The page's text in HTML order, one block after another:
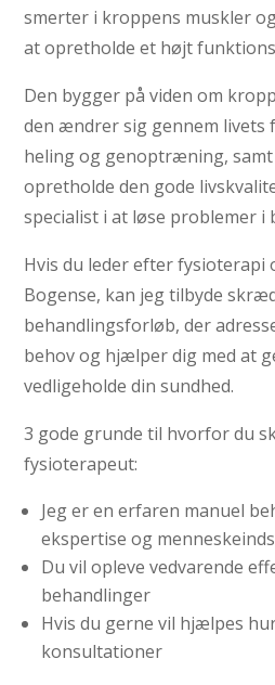
smerter i kroppens muskler
at opretholde et højt
Den bygger på viden om
den ændrer sig gennem livets
heling og genoptræning,
opretholde den gode
specialist i at løse problemer
Hvis du leder efter fysioterapi
Bogense, kan jeg tilbyde
behandlingsforløb, der
behov og hjælper dig med at
vedligeholde din sundhed.
3 gode grunde til hvorfor du
fysioterapeut:
Jeg er en erfaren manuel
ekspertise og
Du vil opleve vedvarende
behandlinger
Hvis du gerne vil hjælpes
konsultationer